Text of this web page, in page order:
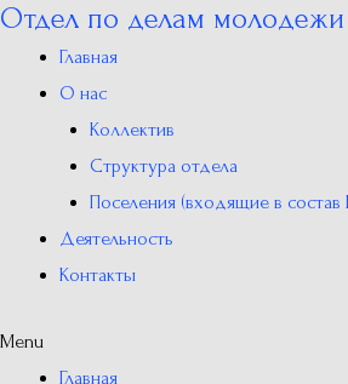
Перейти
содержимому
Отдел по делам молодежи
Главная
О нас
Коллектив
Структура отдела
Поселения (входящие в
Деятельность
Контакты
Menu
Главная